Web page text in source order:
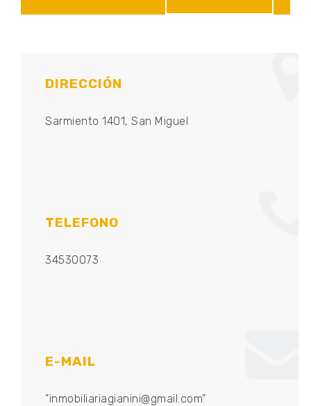
DIRECCIÓN
Sarmiento 1401, San Miguel
TELEFONO
34530073
E-MAIL
"inmobiliariagianini@gmail.com"